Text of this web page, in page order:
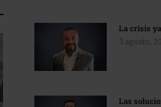
La crisis
3 agosto,
Las